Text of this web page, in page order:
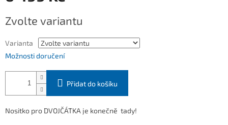
cena:
Zvolte variantu
Varianta
Možnosti doručení
Přidat do košíku
Nositko pro DVOJČÁTKA je konečně tady!